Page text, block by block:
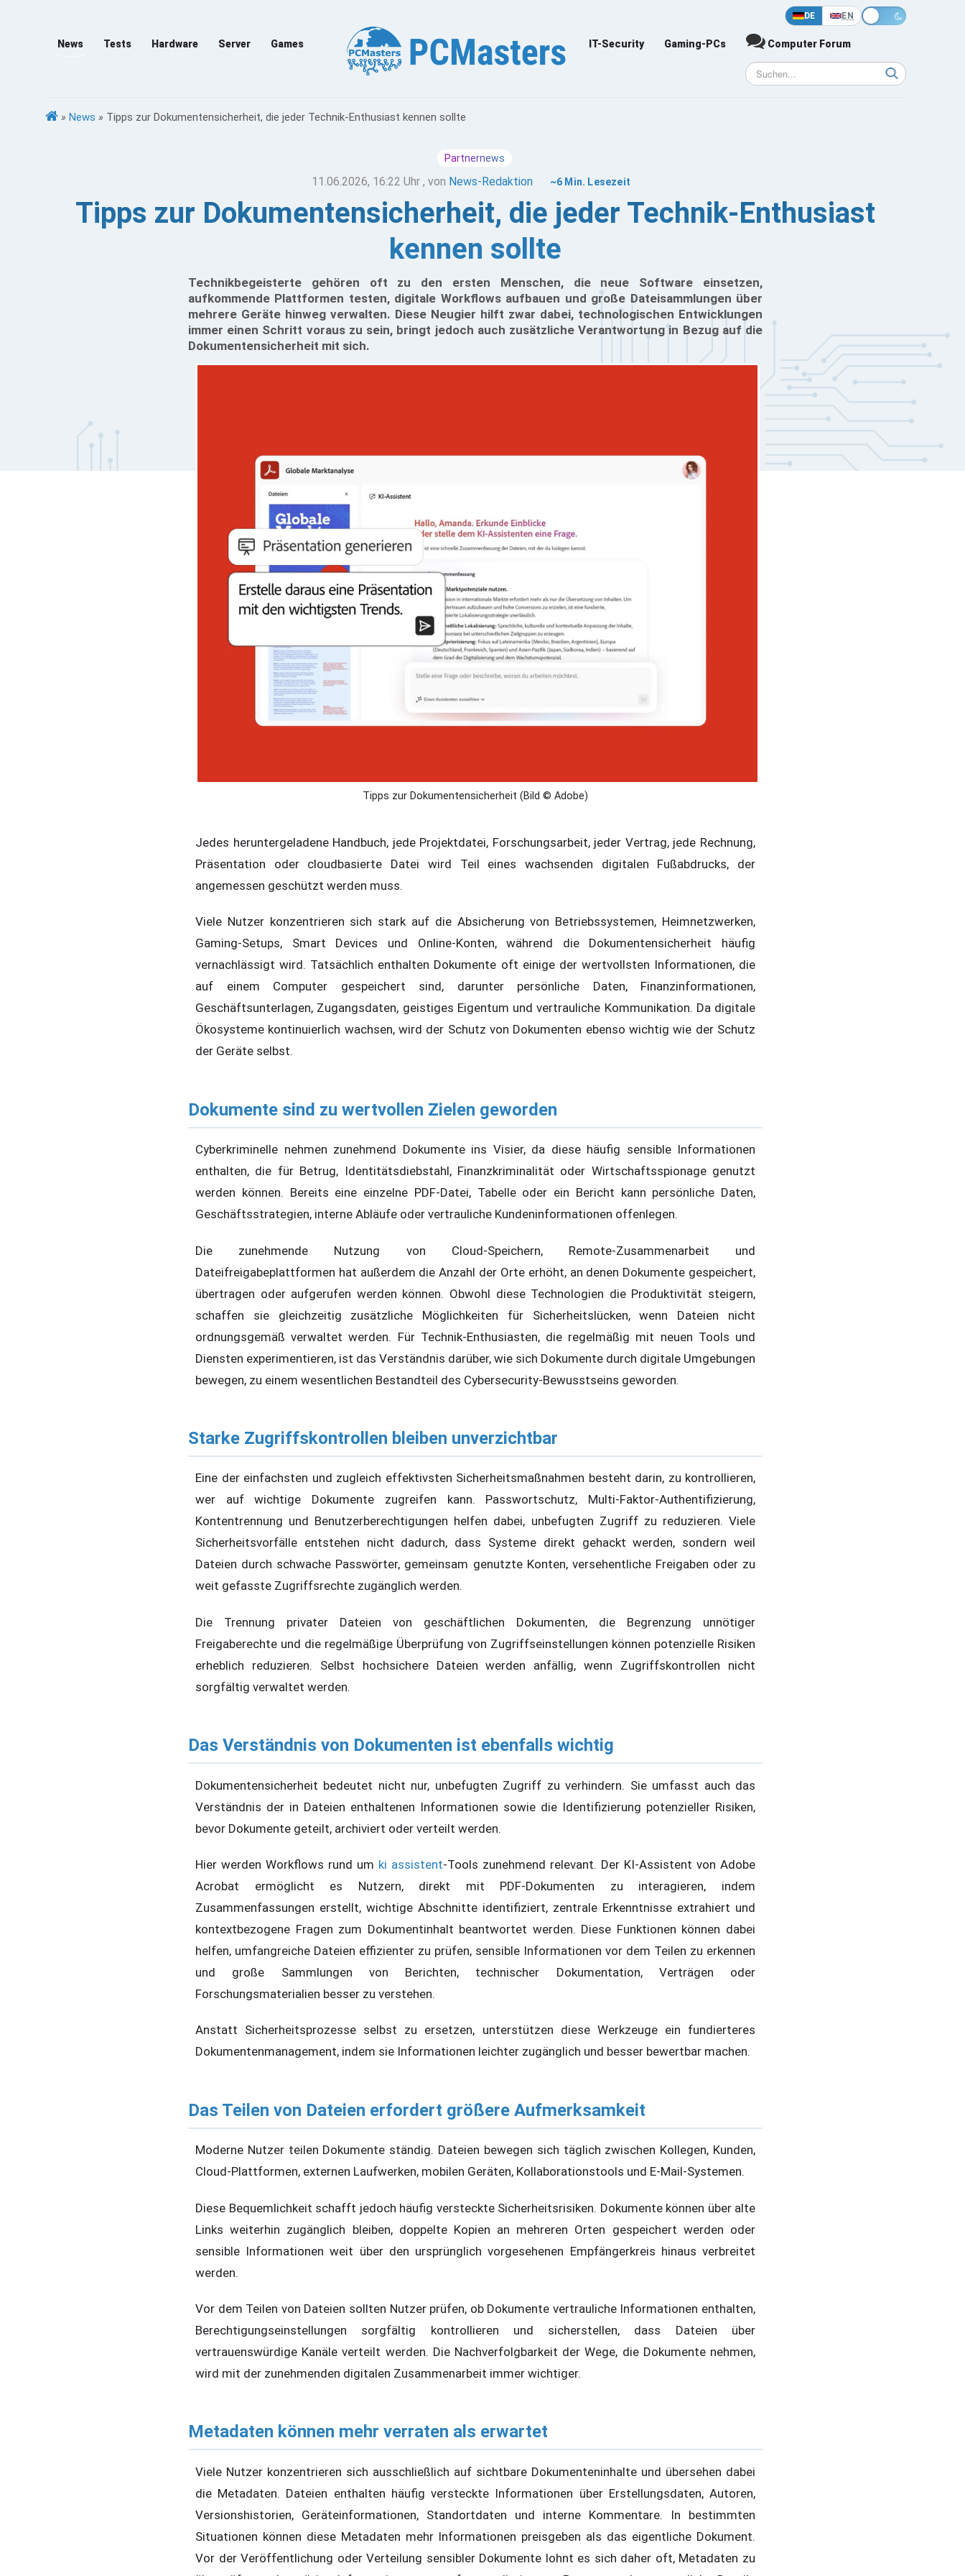
DE EN
News Tests Hardware Server Games IT-Security Gaming-PCs Computer Forum
» News » Tipps zur Dokumentensicherheit, die jeder Technik-Enthusiast kennen sollte
Partnernews
11.06.2026, 16:22 Uhr , von News-Redaktion ~6 Min. Lesezeit
Tipps zur Dokumentensicherheit, die jeder Technik-Enthusiast
kennen sollte
Technikbegeisterte gehören oft zu den ersten Menschen, die neue Software einsetzen,
aufkommende Plattformen testen, digitale Workflows aufbauen und große Dateisammlungen über
mehrere Geräte hinweg verwalten. Diese Neugier hilft zwar dabei, technologischen Entwicklungen
immer einen Schritt voraus zu sein, bringt jedoch auch zusätzliche Verantwortung in Bezug auf die
Dokumentensicherheit mit sich.
Tipps zur Dokumentensicherheit (Bild © Adobe)
Jedes heruntergeladene Handbuch, jede Projektdatei, Forschungsarbeit, jeder Vertrag, jede Rechnung,
Präsentation oder cloudbasierte Datei wird Teil eines wachsenden digitalen Fußabdrucks, der
angemessen geschützt werden muss.
Viele Nutzer konzentrieren sich stark auf die Absicherung von Betriebssystemen, Heimnetzwerken,
Gaming-Setups, Smart Devices und Online-Konten, während die Dokumentensicherheit häufig
vernachlässigt wird. Tatsächlich enthalten Dokumente oft einige der wertvollsten Informationen, die
auf einem Computer gespeichert sind, darunter persönliche Daten, Finanzinformationen,
Geschäftsunterlagen, Zugangsdaten, geistiges Eigentum und vertrauliche Kommunikation. Da digitale
Ökosysteme kontinuierlich wachsen, wird der Schutz von Dokumenten ebenso wichtig wie der Schutz
der Geräte selbst.
Dokumente sind zu wertvollen Zielen geworden
Cyberkriminelle nehmen zunehmend Dokumente ins Visier, da diese häufig sensible Informationen
enthalten, die für Betrug, Identitätsdiebstahl, Finanzkriminalität oder Wirtschaftsspionage genutzt
werden können. Bereits eine einzelne PDF-Datei, Tabelle oder ein Bericht kann persönliche Daten,
Geschäftsstrategien, interne Abläufe oder vertrauliche Kundeninformationen offenlegen.
Die zunehmende Nutzung von Cloud-Speichern, Remote-Zusammenarbeit und
Dateifreigabeplattformen hat außerdem die Anzahl der Orte erhöht, an denen Dokumente gespeichert,
übertragen oder aufgerufen werden können. Obwohl diese Technologien die Produktivität steigern,
schaffen sie gleichzeitig zusätzliche Möglichkeiten für Sicherheitslücken, wenn Dateien nicht
ordnungsgemäß verwaltet werden. Für Technik-Enthusiasten, die regelmäßig mit neuen Tools und
Diensten experimentieren, ist das Verständnis darüber, wie sich Dokumente durch digitale Umgebungen
bewegen, zu einem wesentlichen Bestandteil des Cybersecurity-Bewusstseins geworden.
Starke Zugriffskontrollen bleiben unverzichtbar
Eine der einfachsten und zugleich effektivsten Sicherheitsmaßnahmen besteht darin, zu kontrollieren,
wer auf wichtige Dokumente zugreifen kann. Passwortschutz, Multi-Faktor-Authentifizierung,
Kontentrennung und Benutzerberechtigungen helfen dabei, unbefugten Zugriff zu reduzieren. Viele
Sicherheitsvorfälle entstehen nicht dadurch, dass Systeme direkt gehackt werden, sondern weil
Dateien durch schwache Passwörter, gemeinsam genutzte Konten, versehentliche Freigaben oder zu
weit gefasste Zugriffsrechte zugänglich werden.
Die Trennung privater Dateien von geschäftlichen Dokumenten, die Begrenzung unnötiger
Freigaberechte und die regelmäßige Überprüfung von Zugriffseinstellungen können potenzielle Risiken
erheblich reduzieren. Selbst hochsichere Dateien werden anfällig, wenn Zugriffskontrollen nicht
sorgfältig verwaltet werden.
Das Verständnis von Dokumenten ist ebenfalls wichtig
Dokumentensicherheit bedeutet nicht nur, unbefugten Zugriff zu verhindern. Sie umfasst auch das
Verständnis der in Dateien enthaltenen Informationen sowie die Identifizierung potenzieller Risiken,
bevor Dokumente geteilt, archiviert oder verteilt werden.
Hier werden Workflows rund um ki assistent-Tools zunehmend relevant. Der KI-Assistent von Adobe
Acrobat ermöglicht es Nutzern, direkt mit PDF-Dokumenten zu interagieren, indem
Zusammenfassungen erstellt, wichtige Abschnitte identifiziert, zentrale Erkenntnisse extrahiert und
kontextbezogene Fragen zum Dokumentinhalt beantwortet werden. Diese Funktionen können dabei
helfen, umfangreiche Dateien effizienter zu prüfen, sensible Informationen vor dem Teilen zu erkennen
und große Sammlungen von Berichten, technischer Dokumentation, Verträgen oder
Forschungsmaterialien besser zu verstehen.
Anstatt Sicherheitsprozesse selbst zu ersetzen, unterstützen diese Werkzeuge ein fundierteres
Dokumentenmanagement, indem sie Informationen leichter zugänglich und besser bewertbar machen.
Das Teilen von Dateien erfordert größere Aufmerksamkeit
Moderne Nutzer teilen Dokumente ständig. Dateien bewegen sich täglich zwischen Kollegen, Kunden,
Cloud-Plattformen, externen Laufwerken, mobilen Geräten, Kollaborationstools und E-Mail-Systemen.
Diese Bequemlichkeit schafft jedoch häufig versteckte Sicherheitsrisiken. Dokumente können über alte
Links weiterhin zugänglich bleiben, doppelte Kopien an mehreren Orten gespeichert werden oder
sensible Informationen weit über den ursprünglich vorgesehenen Empfängerkreis hinaus verbreitet
werden.
Vor dem Teilen von Dateien sollten Nutzer prüfen, ob Dokumente vertrauliche Informationen enthalten,
Berechtigungseinstellungen sorgfältig kontrollieren und sicherstellen, dass Dateien über
vertrauenswürdige Kanäle verteilt werden. Die Nachverfolgbarkeit der Wege, die Dokumente nehmen,
wird mit der zunehmenden digitalen Zusammenarbeit immer wichtiger.
Metadaten können mehr verraten als erwartet
Viele Nutzer konzentrieren sich ausschließlich auf sichtbare Dokumenteninhalte und übersehen dabei
die Metadaten. Dateien enthalten häufig versteckte Informationen über Erstellungsdaten, Autoren,
Versionshistorien, Geräteinformationen, Standortdaten und interne Kommentare. In bestimmten
Situationen können diese Metadaten mehr Informationen preisgeben als das eigentliche Dokument.
Vor der Veröffentlichung oder Verteilung sensibler Dokumente lohnt es sich daher oft, Metadaten zu